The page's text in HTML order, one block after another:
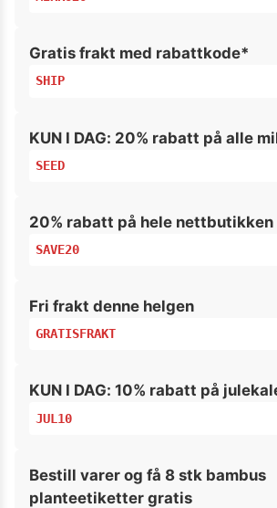
Gratis frakt med rabattkode*
SHIP
KUN I DAG: 20% rabatt på alle
SEED
20% rabatt på hele nettbutikken
SAVE20
Fri frakt denne helgen
GRATISFRAKT
KUN I DAG: 10% rabatt på
JUL10
Bestill varer og få 8 stk bambus
planteetiketter gratis